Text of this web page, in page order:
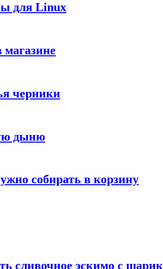
для Linux
магазине
черники
дыню
собирать в корзину
сливочное эскимо с